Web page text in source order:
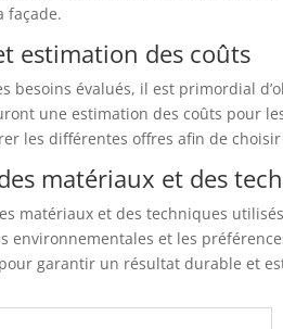
façade.
estimation des coûts
besoins évalués, il est primordial
une estimation des coûts pour
les différentes offres afin de
matériaux et des
matériaux et des techniques
environnementales et les
garantir un résultat durable et